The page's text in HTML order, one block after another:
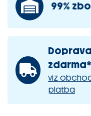
99%
Doprava
zdarma*
viz
platba